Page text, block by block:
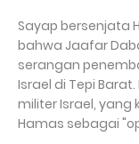
Sayap bersenjata
bahwa Jaafar
serangan
Israel di Tepi
militer Israel,
Hamas sebagai